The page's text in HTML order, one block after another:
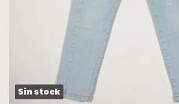
Sin stock